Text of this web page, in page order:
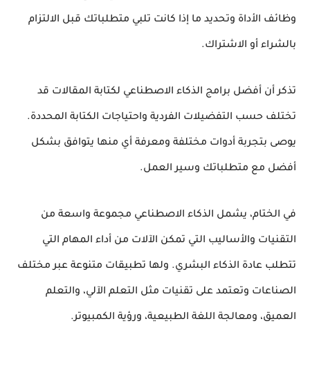
وظائف الأداة وتحديد ما إذا كانت تلبي متطلباتك قبل الالتزام
بالشراء أو الاشتراك.
تذكر أن أفضل برامج الذكاء الاصطناعي لكتابة المقالات قد
تختلف حسب التفضيلات الفردية واحتياجات الكتابة المحددة.
يوصى بتجربة أدوات مختلفة ومعرفة أي منها يتوافق بشكل
أفضل مع متطلباتك وسير العمل.
في الختام، يشمل الذكاء الاصطناعي مجموعة واسعة من
التقنيات والأساليب التي تمكن الآلات من أداء المهام التي
تتطلب عادة الذكاء البشري. ولها تطبيقات متنوعة عبر مختلف
الصناعات وتعتمد على تقنيات مثل التعلم الآلي، والتعلم
العميق، ومعالجة اللغة الطبيعية، ورؤية الكمبيوتر.